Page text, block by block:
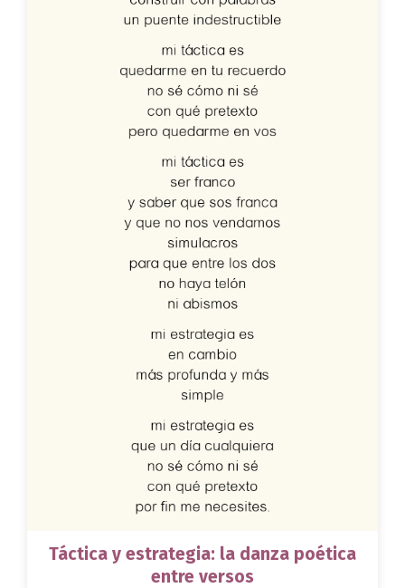
Táctica y estrategia: la danza poética
entre versos